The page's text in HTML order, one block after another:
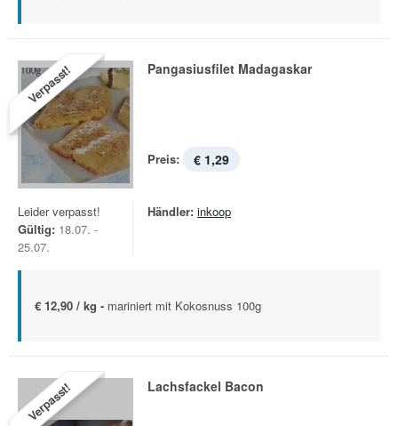
Verpasst! Pangasiusfilet Madagaskar
Preis: € 1,29
Leider verpasst!
Gültig: 18.07. -
25.07.
Händler: inkoop
€ 12,90 / kg - mariniert mit Kokosnuss 100g
Verpasst! Lachsfackel Bacon